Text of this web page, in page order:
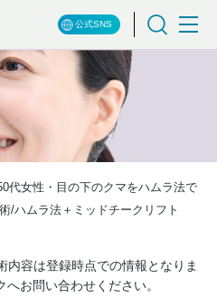
公式SNS
50代女性・目の下のクマをハムラ法で
/ハムラ法＋ミッドチークリフト
容は登録時点での情報となりま
お問い合わせください。